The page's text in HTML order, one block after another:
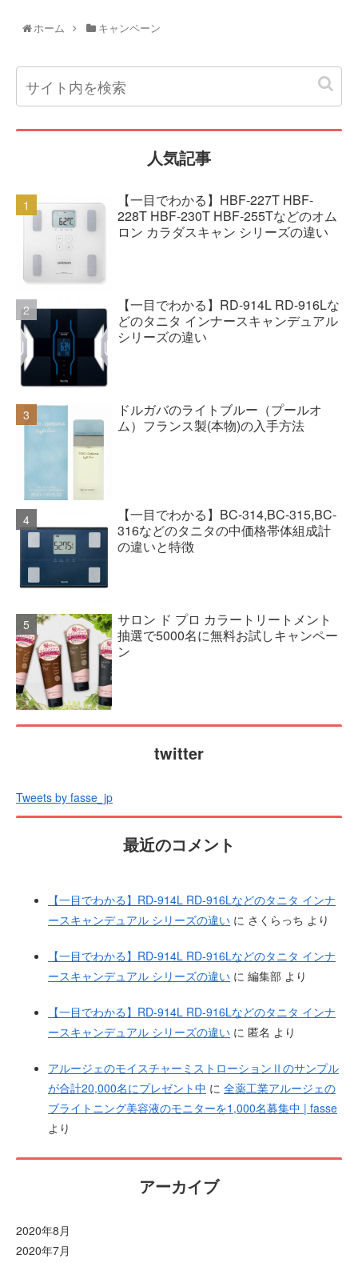
ホーム キャンペーン
人気記事
【一目でわかる】HBF-227T HBF-
228T HBF-230T HBF-255Tなどのオム
ロン カラダスキャン シリーズの違い
【一目でわかる】RD-914L RD-916Lな
どのタニタ インナースキャンデュアル
シリーズの違い
ドルガバのライトブルー（プールオ
ム）フランス製(本物)の入手方法
【一目でわかる】BC-314,BC-315,BC-
316などのタニタの中価格帯体組成計
の違いと特徴
サロン ド プロ カラートリートメント
抽選で5000名に無料お試しキャンペー
ン
twitter
Tweets by fasse_jp
最近のコメント
【一目でわかる】RD-914L RD-916Lなどのタニタ インナ
ースキャンデュアル シリーズの違い に さくらっち より
【一目でわかる】RD-914L RD-916Lなどのタニタ インナ
ースキャンデュアル シリーズの違い に 編集部 より
【一目でわかる】RD-914L RD-916Lなどのタニタ インナ
ースキャンデュアル シリーズの違い に 匿名 より
アルージェのモイスチャーミストローションⅡのサンプル
が合計20,000名にプレゼント中 に 全薬工業アルージェの
ブライトニング美容液のモニターを1,000名募集中 | fasse
より
アーカイブ
2020年8月
2020年7月